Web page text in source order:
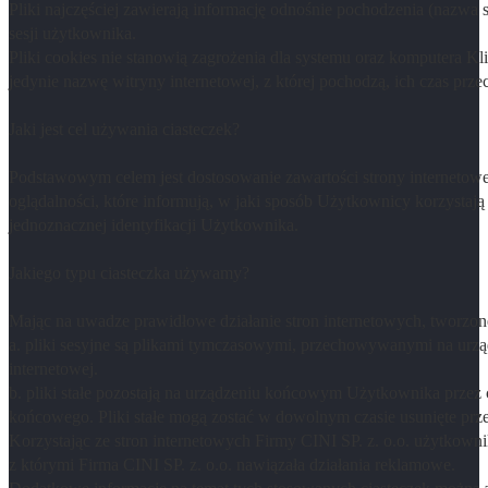
Pliki najczęściej zawierają informację odnośnie pochodzenia
Pliki cookies nie stanowią zagrożenia dla systemu oraz komputera
jedynie nazwę witryny internetowej, z której pochodzą, ich czas
Podstawowym celem jest dostosowanie zawartości strony
oglądalności, które informują, w jaki sposób Użytkownicy
Mając na uwadze prawidłowe działanie stron internetowych,
a. pliki sesyjne są plikami tymczasowymi, przechowywanymi na
b. pliki stałe pozostają na urządzeniu końcowym Użytkownika
końcowego. Pliki stałe mogą zostać w dowolnym czasie usunięte
Korzystając ze stron internetowych Firmy CINI SP. z. o.o.